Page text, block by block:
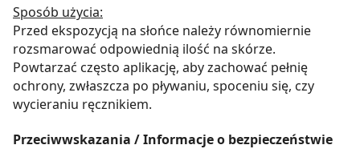
Sposób użycia:
Przed ekspozycją na słońce należy równomiernie
rozsmarować odpowiednią ilość na skórze.
Powtarzać często aplikację, aby zachować pełnię
ochrony, zwłaszcza po pływaniu, spoceniu się, czy
wycieraniu ręcznikiem.
Przeciwwskazania / Informacje o bezpieczeństwie